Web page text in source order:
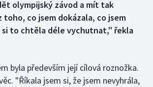
olympijský závod a mít tak
co jsem dokázala, co jsem
si to chtěla déle vychutnat," řekla
byla především její cílová roznožka.
"Říkala jsem si, že jsem nevyhrála,